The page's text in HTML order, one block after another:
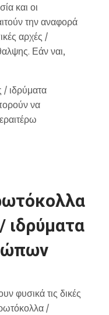
και οι
την αναφορά
αρχές /
Εάν ναι,
/ ιδρύματα
να
ιδρύματα
φυσικά τις δικές
/